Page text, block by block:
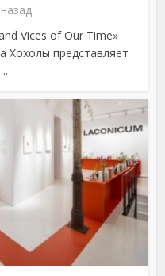
Vices of Our Time»
Хохолы представляет